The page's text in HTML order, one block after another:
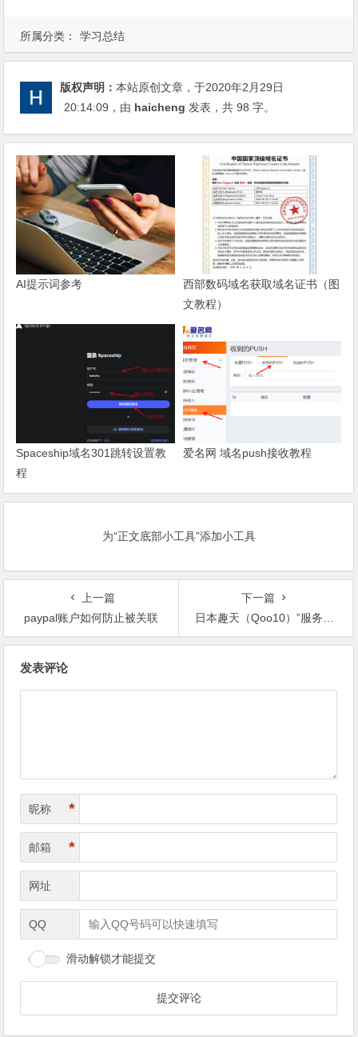
所属分类： 学习总结
版权声明：本站原创文章，于2020年2月29日
20:14:09 ，由 haicheng 发表，共 98 字。
AI提示词参考
西部数码域名获取域名证书（图
文教程）
Spaceship域名301跳转设置教
程
爱名网 域名push接收教程
为“正文底部小工具”添加小工具
上一篇
paypal账户如何防止被关联
下一篇
日本趣天（Qoo10）”服务手续费改定通知（日本国外发送订单）”
发表评论
昵称 *
邮箱 *
网址
QQ
滑动解锁才能提交